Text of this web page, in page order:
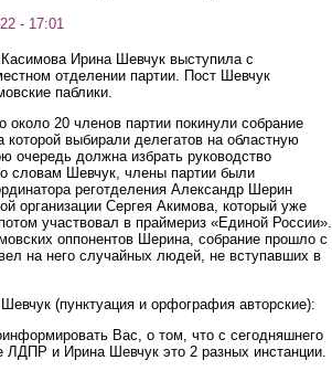
- 17:01
Ирина Шевчук выступила с
отделении партии. Пост Шевчук
паблики.
20 членов партии покинули собрание
которой выбирали делегатов на областную
очередь должна избрать руководство
словам Шевчук, члены партии были
реготделения Александр Шерин
организации Сергея Акимова, который уже
участвовал в праймериз «Единой России».
оппонентов Шерина, собрание прошло с
на него случайных людей, не вступавших в
(пунктуация и орфография авторские):
Вас, о том, что с сегодняшнего
ЛДПР и Ирина Шевчук это 2 разных инстанции.